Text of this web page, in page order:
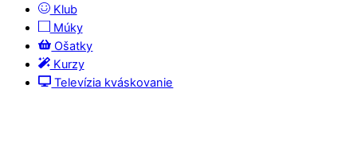
Klub
Múky
Ošatky
Kurzy
Televízia kváskovanie